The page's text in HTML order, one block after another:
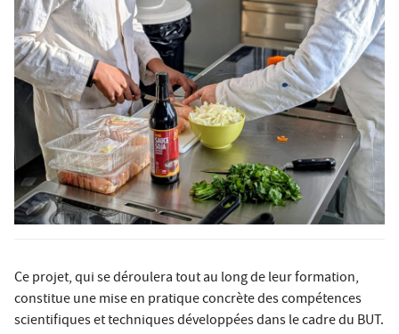
Ce projet, qui se déroulera tout au long de leur formation,
constitue une mise en pratique concrète des compétences
scientifiques et techniques développées dans le cadre du BUT.